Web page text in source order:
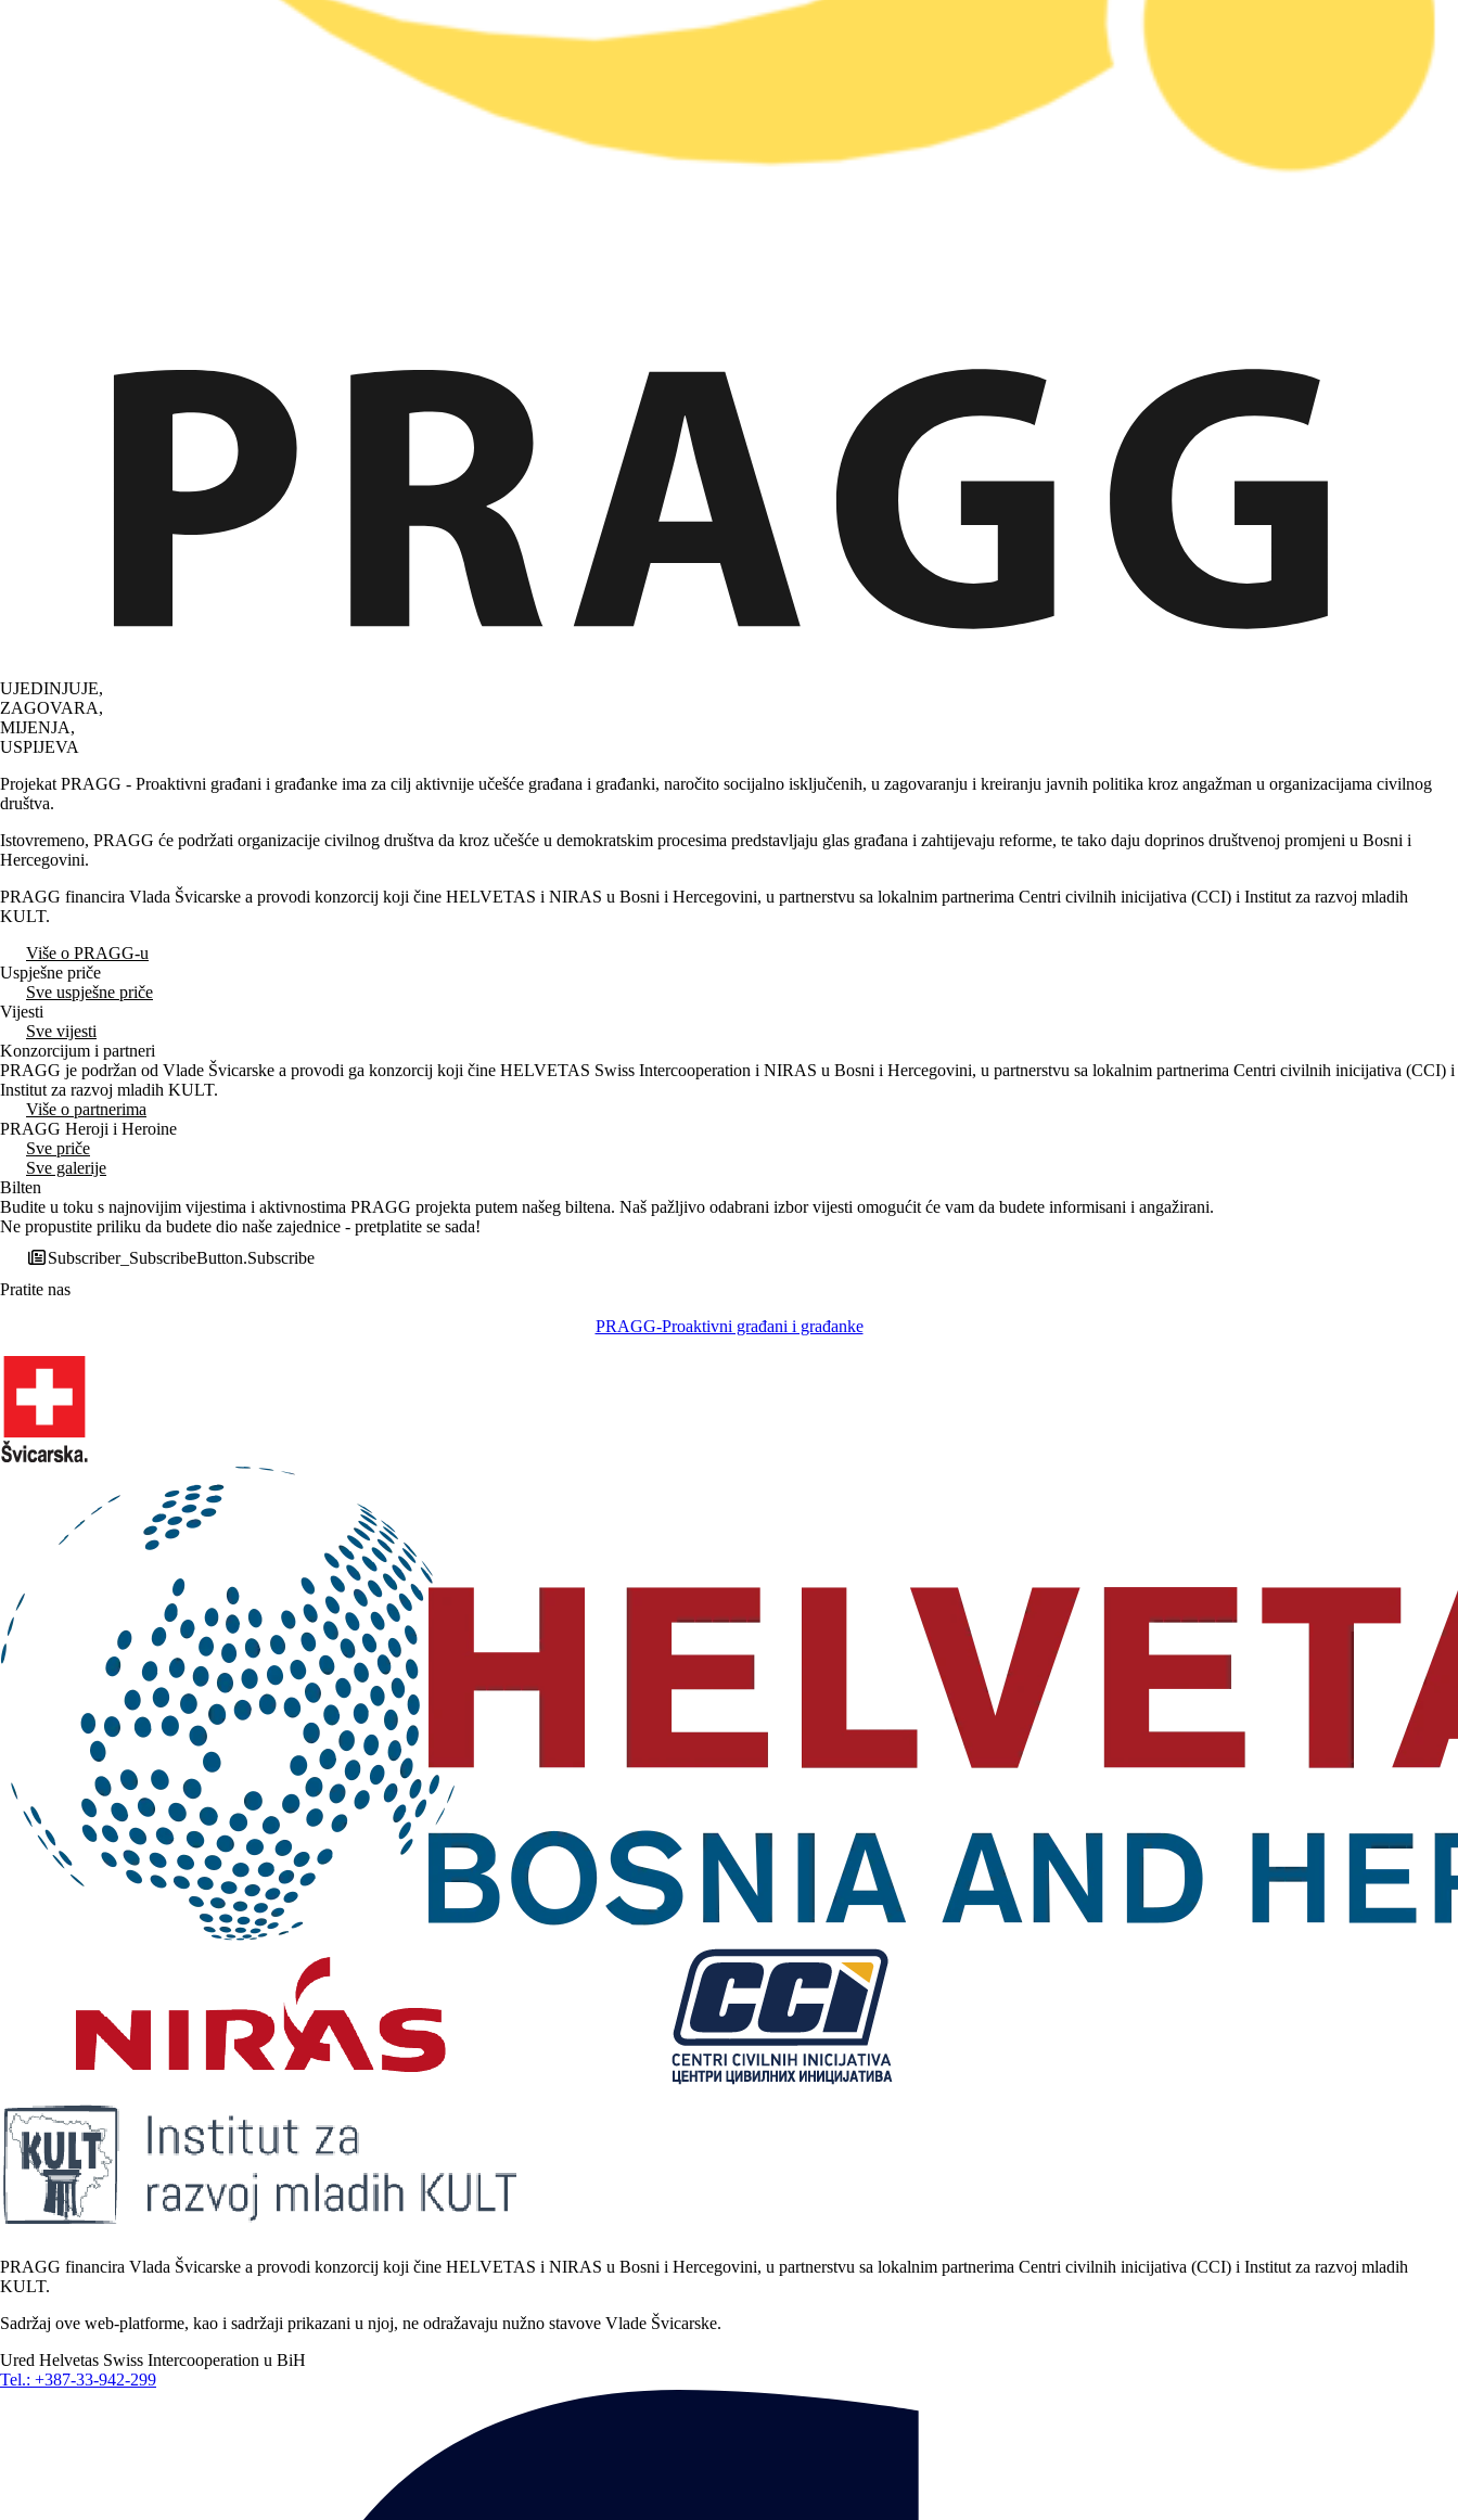
UJEDINJUJE,
ZAGOVARA,
MIJENJA,
USPIJEVA
Projekat PRAGG - Proaktivni građani i građanke ima za cilj aktivnije učešće građana i građanki, naročito socijalno isključenih, u zagovaranju i kreiranju javnih politika kroz angažman u organizacijama civilnog
društva.
Istovremeno, PRAGG će podržati organizacije civilnog društva da kroz učešće u demokratskim procesima predstavljaju glas građana i zahtijevaju reforme, te tako daju doprinos društvenoj promjeni u Bosni i
Hercegovini.
PRAGG financira Vlada Švicarske a provodi konzorcij koji čine HELVETAS i NIRAS u Bosni i Hercegovini, u partnerstvu sa lokalnim partnerima Centri civilnih inicijativa (CCI) i Institut za razvoj mladih
KULT.
Više o PRAGG-u
Uspješne priče
Sve uspješne priče
Vijesti
Sve vijesti
Konzorcijum i partneri
PRAGG je podržan od Vlade Švicarske a provodi ga konzorcij koji čine HELVETAS Swiss Intercooperation i NIRAS u Bosni i Hercegovini, u partnerstvu sa lokalnim partnerima Centri civilnih inicijativa (CCI) i
Institut za razvoj mladih KULT.
Više o partnerima
PRAGG Heroji i Heroine
Sve priče
Sve galerije
Bilten
Budite u toku s najnovijim vijestima i aktivnostima PRAGG projekta putem našeg biltena. Naš pažljivo odabrani izbor vijesti omogućit će vam da budete informisani i angažirani.
Ne propustite priliku da budete dio naše zajednice - pretplatite se sada!
Subscriber_SubscribeButton.Subscribe
Pratite nas
PRAGG-Proaktivni građani i građanke
PRAGG financira Vlada Švicarske a provodi konzorcij koji čine HELVETAS i NIRAS u Bosni i Hercegovini, u partnerstvu sa lokalnim partnerima Centri civilnih inicijativa (CCI) i Institut za razvoj mladih
KULT.
Sadržaj ove web-platforme, kao i sadržaji prikazani u njoj, ne odražavaju nužno stavove Vlade Švicarske.
Ured Helvetas Swiss Intercooperation u BiH
Tel.: +387-33-942-299